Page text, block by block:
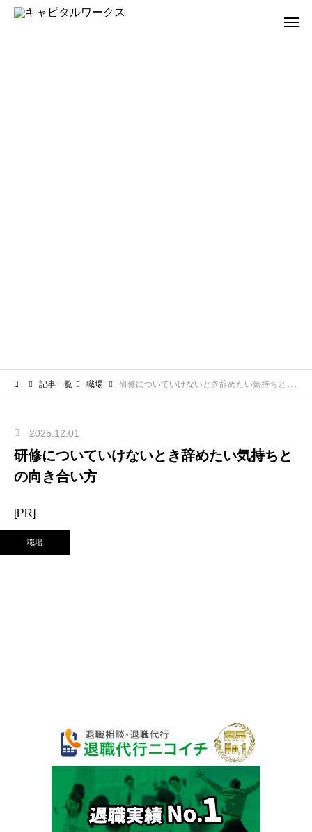
記事一覧 職場 研修についていけないとき辞めたい気持ちとの向き合い方
2025.12.01
研修についていけないとき辞めたい気持ちと
の向き合い方
[PR]
職場